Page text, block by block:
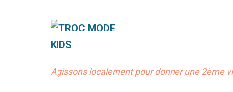
Agissons localement pour donner une 2ème